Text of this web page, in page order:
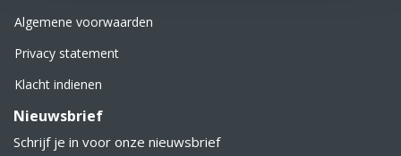
Algemene voorwaarden
Privacy statement
Klacht indienen
Nieuwsbrief
Schrijf je in voor onze nieuwsbrief